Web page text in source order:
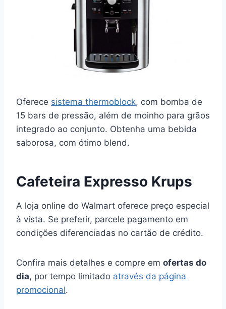
Oferece sistema thermoblock, com bomba de
15 bars de pressão, além de moinho para grãos
integrado ao conjunto. Obtenha uma bebida
saborosa, com ótimo blend.
Cafeteira Expresso Krups
A loja online do Walmart oferece preço especial
à vista. Se preferir, parcele pagamento em
condições diferenciadas no cartão de crédito.
Confira mais detalhes e compre em ofertas do
dia, por tempo limitado através da página
promocional.